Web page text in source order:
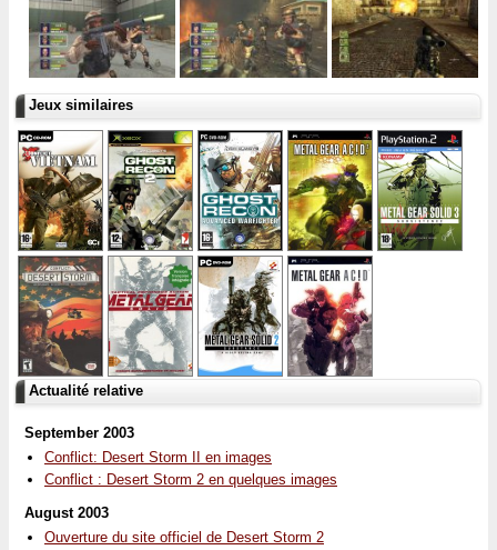
Jeux similaires
Actualité relative
September 2003
Conflict: Desert Storm II en images
Conflict : Desert Storm 2 en quelques images
August 2003
Ouverture du site officiel de Desert Storm 2